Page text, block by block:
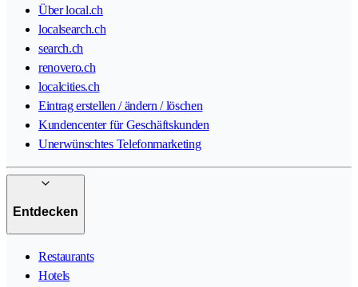
Über local.ch
localsearch.ch
search.ch
renovero.ch
localcities.ch
Eintrag erstellen / ändern / löschen
Kundencenter für Geschäftskunden
Unerwünschtes Telefonmarketing
Entdecken
Restaurants
Hotels